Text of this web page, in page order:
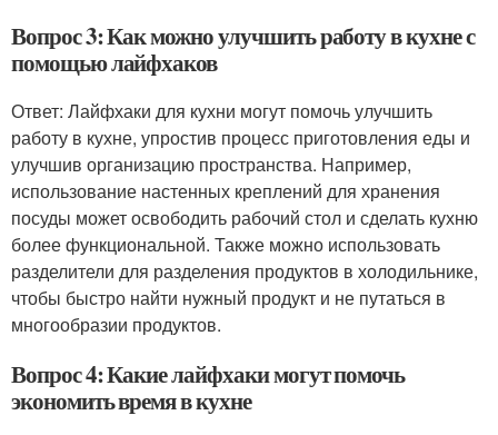
Вопрос 3: Как можно улучшить работу в кухне с
помощью лайфхаков
Ответ: Лайфхаки для кухни могут помочь улучшить
работу в кухне, упростив процесс приготовления еды и
улучшив организацию пространства. Например,
использование настенных креплений для хранения
посуды может освободить рабочий стол и сделать кухню
более функциональной. Также можно использовать
разделители для разделения продуктов в холодильнике,
чтобы быстро найти нужный продукт и не путаться в
многообразии продуктов.
Вопрос 4: Какие лайфхаки могут помочь
экономить время в кухне